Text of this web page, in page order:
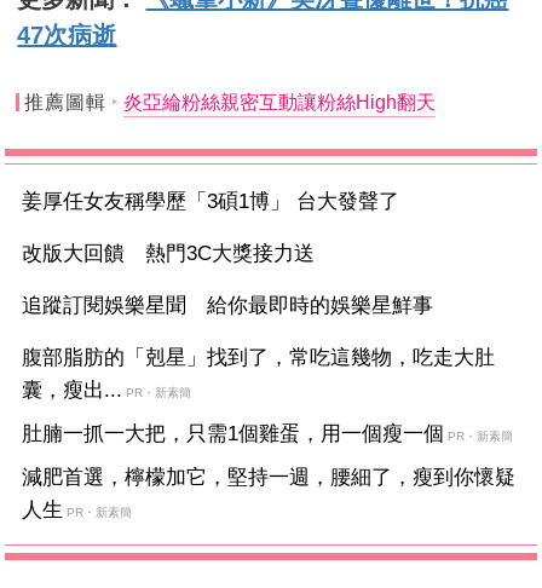
47次病逝
推薦圖輯 炎亞綸粉絲親密互動讓粉絲High翻天
姜厚任女友稱學歷「3碩1博」 台大發聲了
改版大回饋 熱門3C大獎接力送
追蹤訂閱娛樂星聞 給你最即時的娛樂星鮮事
腹部脂肪的「剋星」找到了，常吃這幾物，吃走大肚
囊，瘦出... PR・新素簡
肚腩一抓一大把，只需1個雞蛋，用一個瘦一個 PR・新素簡
減肥首選，檸檬加它，堅持一週，腰細了，瘦到你懷疑
人生 PR・新素簡